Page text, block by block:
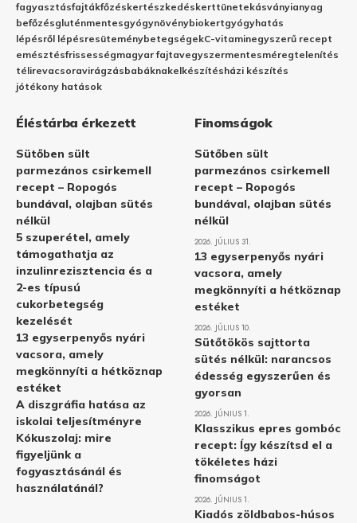
fagyasztásfajtákfőzéskertészkedéskerttünetekásványianyag
befőzésgluténmentesgyógynövénybiokertgyógyhatás
lépésről lépésresüteménybetegségekC-vitaminegyszerű recept
emésztésfrissességmagyar fajtavegyszermentesméregtelenítés
télirevacsoravirágzásbabáknakelkészítésházi készítés
jótékony hatások
Éléstárba érkezett
Sütőben sült
parmezános csirkemell
recept – Ropogós
bundával, olajban sütés
nélkül
5 szuperétel, amely
támogathatja az
inzulinrezisztencia és a
2-es típusú
cukorbetegség
kezelését
13 egyserpenyős nyári
vacsora, amely
megkönnyíti a hétköznap
estéket
A diszgráfia hatása az
iskolai teljesítményre
Kókuszolaj: mire
figyeljünk a
fogyasztásánál és
használatánál?
Finomságok
Sütőben sült
parmezános csirkemell
recept – Ropogós
bundával, olajban sütés
nélkül
2026. JÚLIUS 31.
13 egyserpenyős nyári
vacsora, amely
megkönnyíti a hétköznap
estéket
2026. JÚLIUS 10.
Sütőtökös sajttorta
sütés nélkül: narancsos
édesség egyszerűen és
gyorsan
2026. JÚNIUS 1.
Klasszikus epres gombóc
recept: Így készítsd el a
tökéletes házi
finomságot
2026. JÚNIUS 1.
Kiadós zöldbabos-húsos